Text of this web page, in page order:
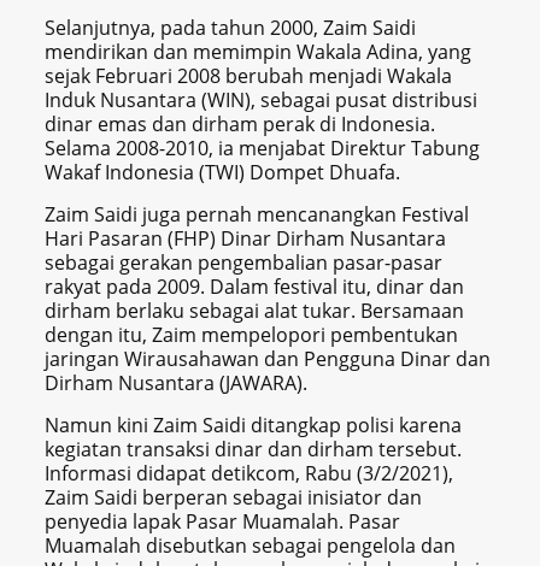
Selanjutnya, pada tahun 2000, Zaim Saidi
mendirikan dan memimpin Wakala Adina, yang
sejak Februari 2008 berubah menjadi Wakala
Induk Nusantara (WIN), sebagai pusat distribusi
dinar emas dan dirham perak di Indonesia.
Selama 2008-2010, ia menjabat Direktur Tabung
Wakaf Indonesia (TWI) Dompet Dhuafa.
Zaim Saidi juga pernah mencanangkan Festival
Hari Pasaran (FHP) Dinar Dirham Nusantara
sebagai gerakan pengembalian pasar-pasar
rakyat pada 2009. Dalam festival itu, dinar dan
dirham berlaku sebagai alat tukar. Bersamaan
dengan itu, Zaim mempelopori pembentukan
jaringan Wirausahawan dan Pengguna Dinar dan
Dirham Nusantara (JAWARA).
Namun kini Zaim Saidi ditangkap polisi karena
kegiatan transaksi dinar dan dirham tersebut.
Informasi didapat detikcom, Rabu (3/2/2021),
Zaim Saidi berperan sebagai inisiator dan
penyedia lapak Pasar Muamalah. Pasar
Muamalah disebutkan sebagai pengelola dan